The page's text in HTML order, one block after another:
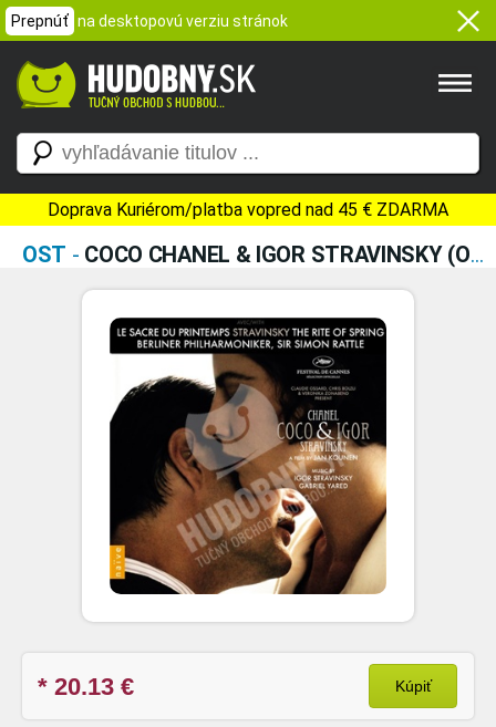
Prepnúť na desktopovú verziu stránok
Doprava Kuriérom/platba vopred nad 45 € ZDARMA
OST - COCO CHANEL & IGOR STRAVINSKY (ORIGINAL MOTION PICTURE SOUNDTRACK)
* 20.13 € Kúpiť